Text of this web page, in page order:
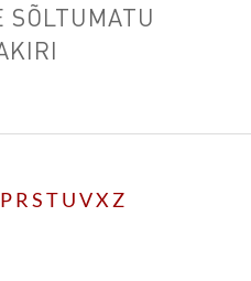
PRSTUVX Z